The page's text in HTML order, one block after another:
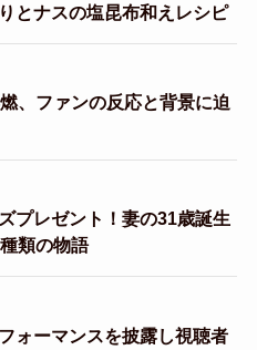
とナスの塩昆布和えレシピ
、ファンの反応と背景に迫
プレゼント！妻の31歳誕生
類の物語
ォーマンスを披露し視聴者